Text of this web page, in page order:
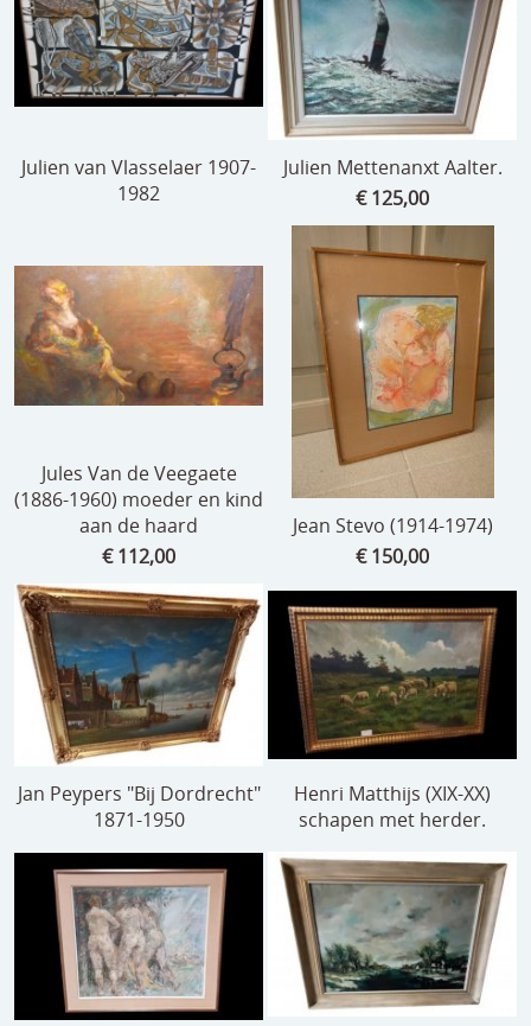
Julien van Vlasselaer 1907-
1982
Julien Mettenanxt Aalter.
€ 125,00
Jules Van de Veegaete
(1886-1960) moeder en kind
aan de haard
€ 112,00
Jean Stevo (1914-1974)
€ 150,00
Jan Peypers "Bij Dordrecht"
1871-1950
Henri Matthijs (XIX-XX)
schapen met herder.